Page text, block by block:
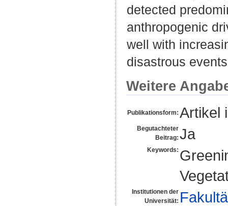
detected
anthropogenic
well with
disastrous
Weitere
Publikationsform: Artikel
Begutachteter
Beitrag: Ja
Keywords:
Institutionen der
Universität: